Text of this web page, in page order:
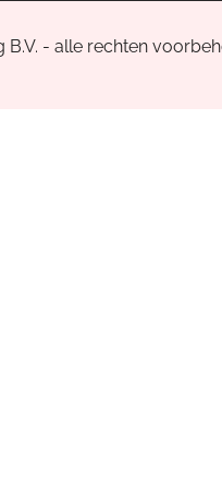
B.V. - alle rechten